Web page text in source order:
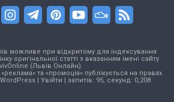
можливе при відкритому для індексування
оригінальної статті з вказанням імені сайту
(Львів Онлайн).
та «промоція» публікується на правах
WordPress| Увійти | запитів: 95, секунд: 0,208